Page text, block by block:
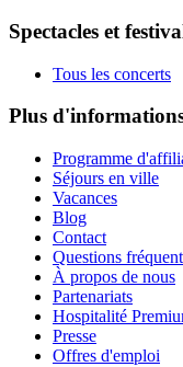
Spectacles et
Tous les concerts
Plus
Programme
Séjours en ville
Vacances
Blog
Contact
Questions
À propos de nous
Partenariats
Hospitalité
Presse
Offres d'emploi